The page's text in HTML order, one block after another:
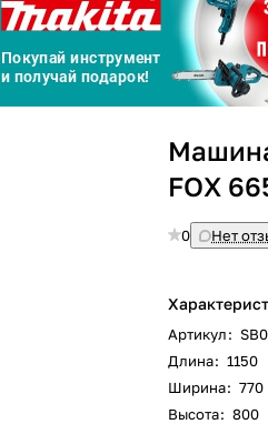
FOX
0 Нет
Артикул:
Длина: 1150
Ширина: 770
Высота: 800
График платежей
Добавляйте товарыв
Оплачивайте сегодня
% картой любого